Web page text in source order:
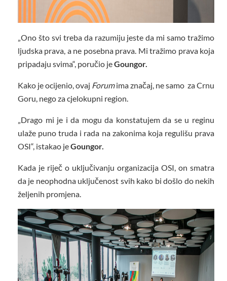
„Ono što svi treba da razumiju jeste da mi samo tražimo
ljudska prava, a ne posebna prava. Mi tražimo prava koja
pripadaju svima“, poručio jeGoungor.
Kako je ocijenio, ovaj Forumima značaj, ne samo za Crnu
Goru, nego za cjelokupni region.
„Drago mi je i da mogu da konstatujem da se u reginu
ulaže puno truda i rada na zakonima koja regulišu prava
OSI“, istakao jeGoungor.
Kada je riječ o uključivanju organizacija OSI, on smatra
da je neophodna uključenost svih kako bi došlo do nekih
željenih promjena.